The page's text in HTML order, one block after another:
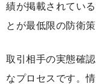
績が掲載されてい
とが最低限の防衛策
取引相手の実態確
なプロセスです。